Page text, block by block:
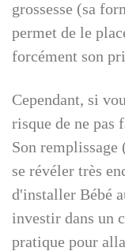
grossesse (sa
permet de le
forcément son
Cependant, si
risque de ne pas
Son remplissage
se révéler très
d'installer Bébé
investir dans un
pratique pour